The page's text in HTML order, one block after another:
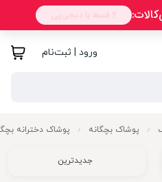
ورود | ثبت‌نام
/ پوشاک بچگانه / پوشاک دخترانه
جدیدترین